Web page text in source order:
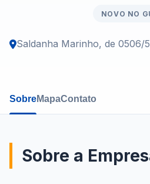
NOVO NO
Saldanha Marinho, de 0506/
SobreMapaContato
Sobre a